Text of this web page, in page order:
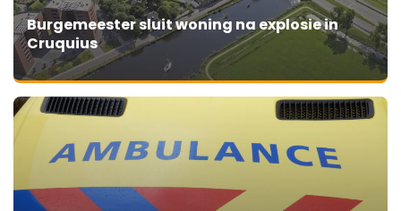
Burgemeester sluit woning na explosie in
Cruquius